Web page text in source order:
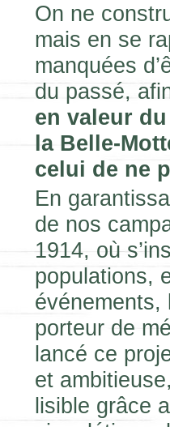
On ne
mais en se
manquées
du passé,
en valeur
la Belle-
celui de ne
En
de nos
1914, où
populations,
porteur de
lancé ce
et
lisible grâce